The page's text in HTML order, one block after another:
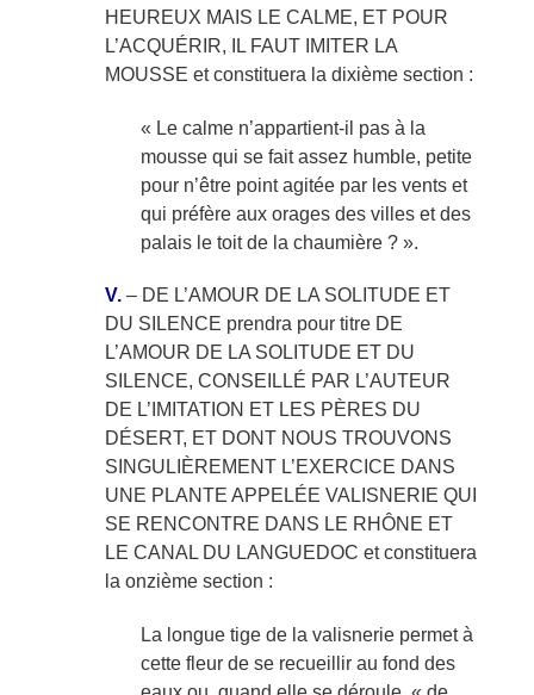
HEUREUX MAIS LE CALME, ET POUR
L’ACQUÉRIR, IL FAUT IMITER LA
MOUSSE et constituera la dixième section :
« Le calme n’appartient-il pas à la
mousse qui se fait assez humble, petite
pour n’être point agitée par les vents et
qui préfère aux orages des villes et des
palais le toit de la chaumière ? ».
V. – DE L’AMOUR DE LA SOLITUDE ET
DU SILENCE prendra pour titre DE
L’AMOUR DE LA SOLITUDE ET DU
SILENCE, CONSEILLÉ PAR L’AUTEUR
DE L’IMITATION ET LES PÈRES DU
DÉSERT, ET DONT NOUS TROUVONS
SINGULIÈREMENT L’EXERCICE DANS
UNE PLANTE APPELÉE VALISNERIE QUI
SE RENCONTRE DANS LE RHÔNE ET
LE CANAL DU LANGUEDOC et constituera
la onzième section :
La longue tige de la valisnerie permet à
cette fleur de se recueillir au fond des